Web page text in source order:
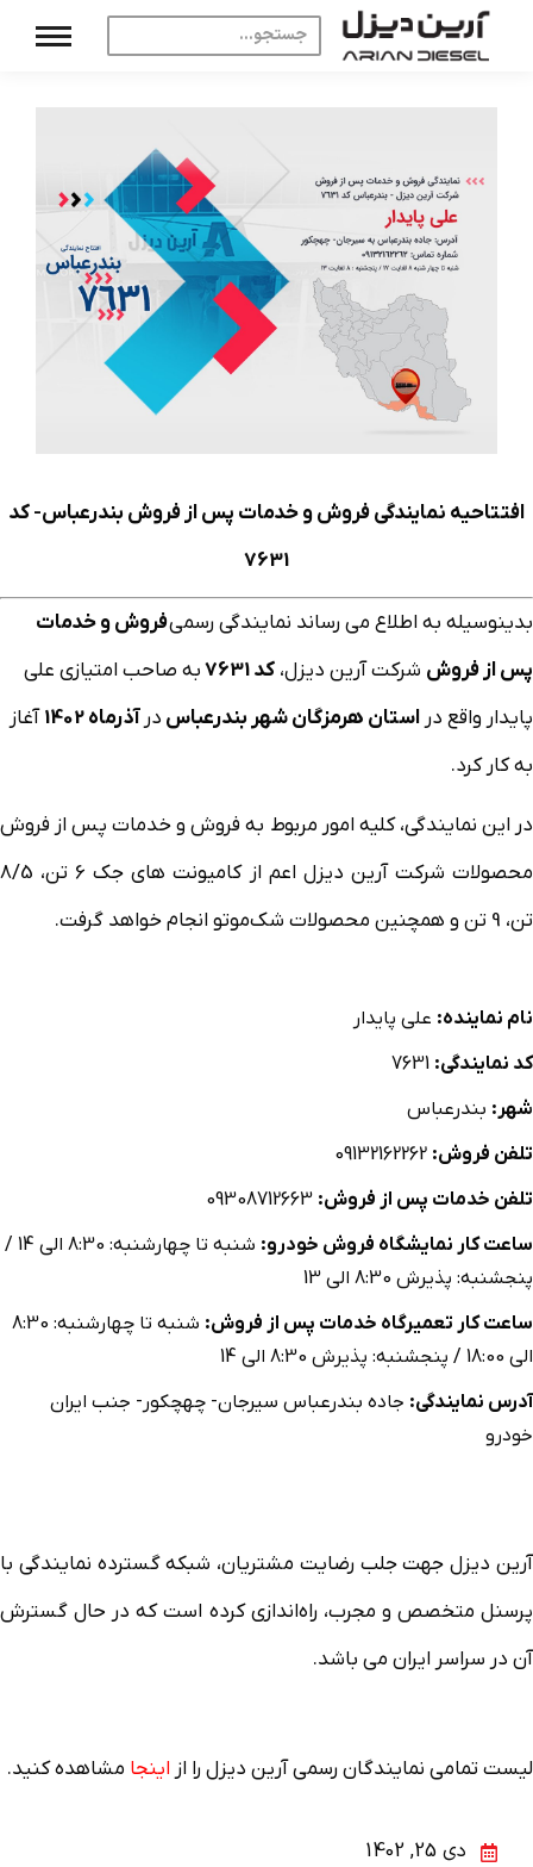
افتتاحیه نمایندگی فروش و خدمات پس از فروش بندرعباس- کد
7631
بدینوسیله به اطلاع می رساند نمایندگی رسمیفروش و خدمات
پس از فروش شرکت آرین دیزل، کد 7631
به صاحب امتیازی علی
پایدار واقع در استان هرمزگان شهر بندرعباس در آذرماه 1402
آغاز
به کار کرد.
در این نمایندگی، کلیه امور مربوط به فروش و خدمات پس از فروش
محصولات شرکت آرین دیزل اعم از کامیونت های جک 6 تن، 8/5
تن، 9 تن و همچنین محصولات شک‌موتو انجام خواهد گرفت.
نام نماینده: علی پایدار
کد نمایندگی:
شهر: بندرعباس
تلفن فروش:
تلفن خدمات پس از فروش:
ساعت كار نمایشگاه فروش خودرو:
شنبه تا چهارشنبه: 8:30 الی 14 /
پنجشنبه: پذیرش 8:30 الی 13
ساعت كار تعمیرگاه خدمات پس از فروش:
شنبه تا چهارشنبه: 8:30
الی 18:00 / پنجشنبه: پذیرش 8:30 الی 14
آدرس نمایندگی: جاده بندرعباس سيرجان- چهچکور- جنب ايران
خودرو
آرین دیزل جهت جلب رضایت مشتریان، شبکه گسترده نمایندگی با
پرسنل متخصص و مجرب، راه‌اندازی کرده است که در حال گسترش
آن در سراسر ایران می باشد.
لیست تمامی نمایندگان رسمی آرین دیزل را از اینجا مشاهده کنید.
دی 25, 1402